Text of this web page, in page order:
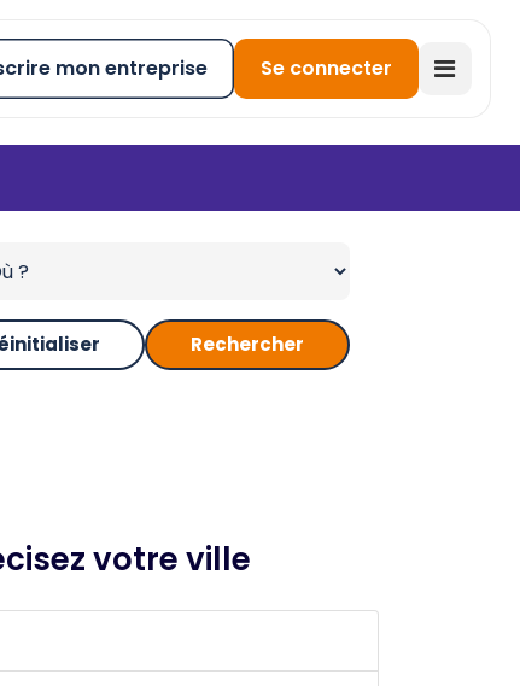
mon entreprise Se connecter
Rechercher
votre ville